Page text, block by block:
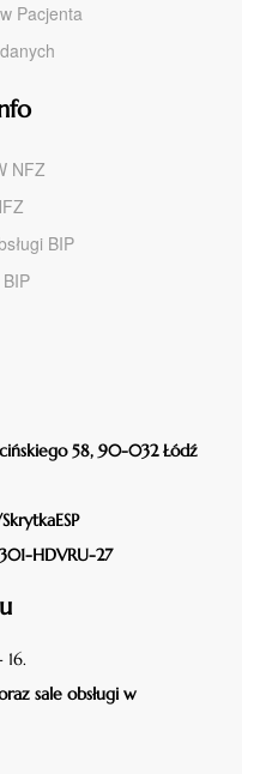
Pacjenta
NFZ
BIP
58, 90-032 Łódź
HDVRU-27
sale obsługi w